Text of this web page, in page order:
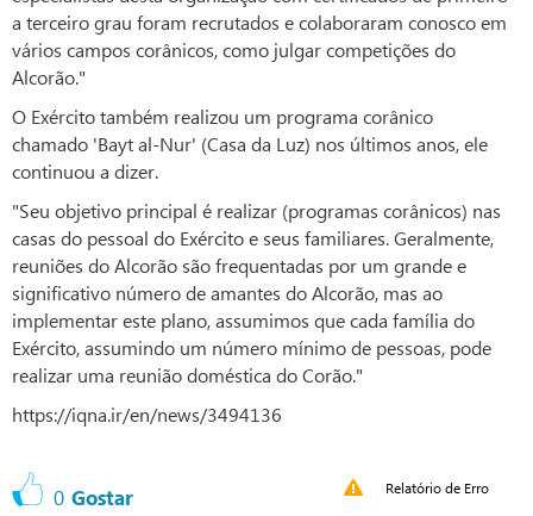
a terceiro grau foram recrutados e colaboraram conosco em
vários campos corânicos, como julgar competições do
Alcorão."
O Exército também realizou um programa corânico
chamado 'Bayt al-Nur' (Casa da Luz) nos últimos anos, ele
continuou a dizer.
"Seu objetivo principal é realizar (programas corânicos) nas
casas do pessoal do Exército e seus familiares. Geralmente,
reuniões do Alcorão são frequentadas por um grande e
significativo número de amantes do Alcorão, mas ao
implementar este plano, assumimos que cada família do
Exército, assumindo um número mínimo de pessoas, pode
realizar uma reunião doméstica do Corão."
https://iqna.ir/en/news/3494136
0 Gostar Relatório de Erro